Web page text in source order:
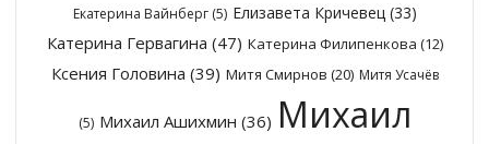
Екатерина Вайнберг(5) Елизавета Кричевец (33)
Катерина Гервагина (47) Катерина Филипенкова (12)
Ксения Головина (39) Митя Смирнов (20) Митя Усачёв
(5) Михаил Ашихмин (36) Михаил